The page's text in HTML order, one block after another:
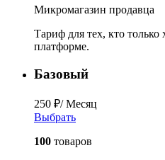
Микромагазин продавца
Тариф для тех, кто только
платформе.
Базовый
250 ₽/ Месяц
Выбрать
100 товаров